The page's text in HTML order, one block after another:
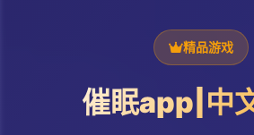
精品游戏
催眠app|中